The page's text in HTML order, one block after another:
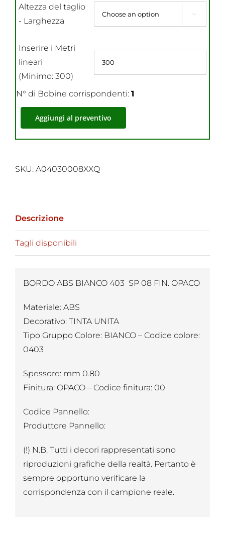
Altezza del taglio
- Larghezza

Inserire i Metri
lineari
(Minimo: 300)
N° di Bobine corrispondenti: 1
Aggiungi al preventivo
SKU: A04030008XXQ
Descrizione
Tagli disponibili
BORDO ABS BIANCO 403 SP 08 FIN. OPACO
Materiale: ABS
Decorativo: TINTA UNITA
Tipo Gruppo Colore: BIANCO – Codice colore:
0403
Spessore: mm 0.80
Finitura: OPACO – Codice finitura: 00
Codice Pannello:
Produttore Pannello:
(!) N.B. Tutti i decori rappresentati sono
riproduzioni grafiche della realtà. Pertanto è
sempre opportuno verificare la
corrispondenza con il campione reale.